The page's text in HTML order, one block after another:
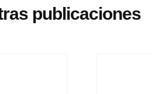
publicaciones